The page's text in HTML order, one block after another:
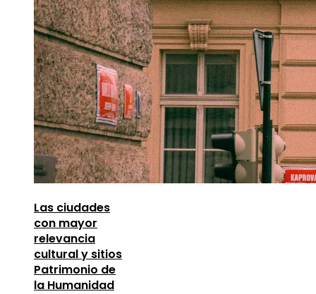
Las ciudades
con mayor
relevancia
cultural y sitios
Patrimonio de
la Humanidad